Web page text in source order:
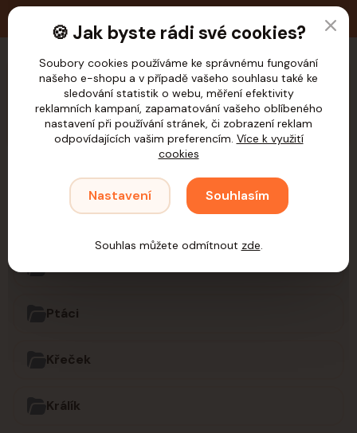
CZK
Samohýl Domečky
Domečky
Ptáci
Křeček
Králík
🍪 Jak byste rádi své cookies?
Soubory cookies používáme ke správnému fungování
našeho e-shopu a v případě vašeho souhlasu také ke
sledování statistik o webu, měření efektivity
reklamních kampaní, zapamatování vašeho oblíbeného
nastavení při používání stránek, či zobrazení reklam
odpovídajících vašim preferencím. Více k využití
cookies
Nastavení Souhlasím
Souhlas můžete odmítnout zde.